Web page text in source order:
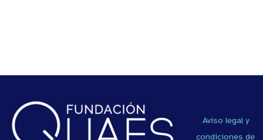
Aviso legal y
condiciones de